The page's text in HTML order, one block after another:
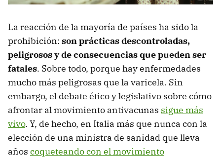
La reacción de la mayoría de países ha sido la
prohibición: son prácticas descontroladas,
peligrosos y de consecuencias que pueden ser
fatales. Sobre todo, porque hay enfermedades
mucho más peligrosas que la varicela. Sin
embargo, el debate ético y legislativo sobre cómo
afrontar al movimiento antivacunas sigue más
vivo. Y, de hecho, en Italia más que nunca con la
elección de una ministra de sanidad que lleva
años coqueteando con el movimiento